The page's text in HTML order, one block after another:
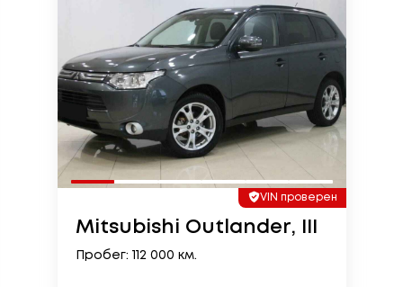
VIN проверен
Mitsubishi Outlander, III
Пробег: 112 000 км.